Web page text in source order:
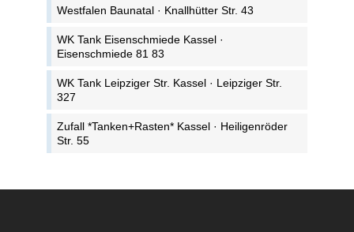
Westfalen Baunatal · Knallhütter Str. 43
WK Tank Eisenschmiede Kassel ·
Eisenschmiede 81 83
WK Tank Leipziger Str. Kassel · Leipziger Str.
327
Zufall *Tanken+Rasten* Kassel · Heiligenröder
Str. 55